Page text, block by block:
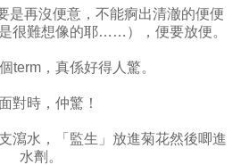
是再沒便意，不能痾出清澈的便便
很難想像的耶……），便要放便。
term，真係好得人驚。
對時，仲驚！
瀉水，「監生」放進菊花然後唧進
水劑。